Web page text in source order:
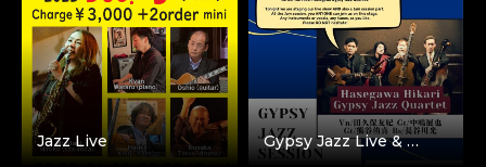
Jazz Live Gypsy Jazz Live & …